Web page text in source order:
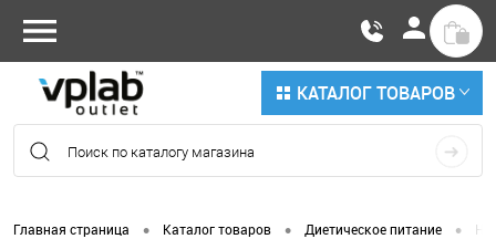
КАТАЛОГ ТОВАРОВ
Главная страница • Каталог товаров • Диетическое питание •